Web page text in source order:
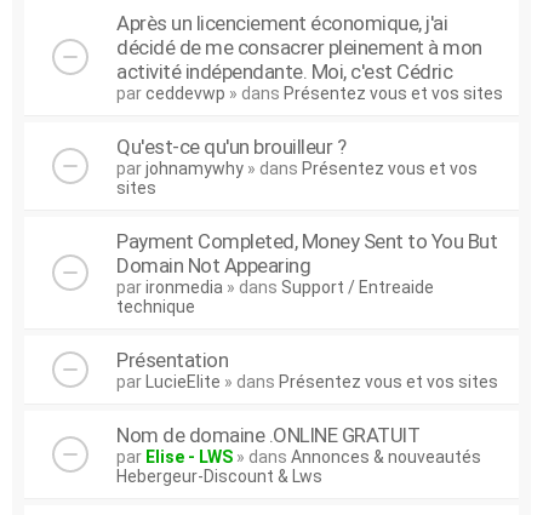
Après un licenciement économique, j'ai
décidé de me consacrer pleinement à mon
activité indépendante. Moi, c'est Cédric
parceddevwp » dans Présentez vous et vos sites
Qu'est-ce qu'un brouilleur ?
parjohnamywhy » dans Présentez vous et vos
sites
Payment Completed, Money Sent to You But
Domain Not Appearing
parironmedia » dans Support / Entreaide
technique
Présentation
par LucieElite » dans Présentez vous et vos sites
Nom de domaine .ONLINE GRATUIT
par Elise - LWS » dans Annonces & nouveautés
Hebergeur-Discount & Lws